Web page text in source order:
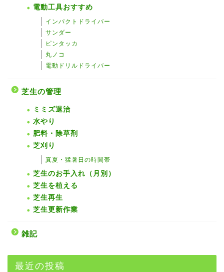
電動工具おすすめ
インパクトドライバー
サンダー
ピンタッカ
丸ノコ
電動ドリルドライバー
芝生の管理
ミミズ退治
水やり
肥料・除草剤
芝刈り
真夏・猛暑日の時間帯
芝生のお手入れ（月別）
芝生を植える
芝生再生
芝生更新作業
雑記
最近の投稿